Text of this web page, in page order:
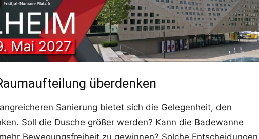
überdenken
Sanierung bietet sich die Gelegenheit, den
Soll die Dusche größer werden? Kann die Badewanne
Bewegungsfreiheit zu gewinnen? Solche Entscheidungen